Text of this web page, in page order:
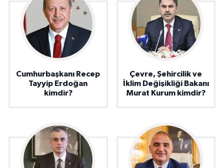
Cumhurbaşkanı Recep
Tayyip Erdoğan
kimdir?
Çevre, Şehircilik ve
İklim Değişikliği Bakanı
Murat Kurum kimdir?